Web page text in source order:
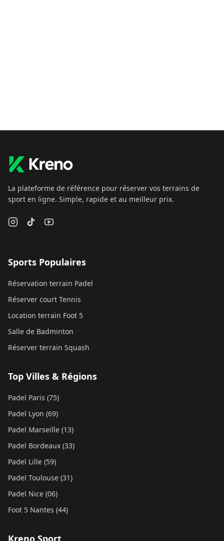
La plateforme de référence pour réserver vos terrains de
sport en ligne. Simple, rapide et au meilleur prix.
Sports Populaires
Réservation terrain Padel
Réserver court Tennis
Location terrain Foot 5
Salle de Badminton
Réserver terrain Squash
Top Villes & Régions
Padel Paris (75)
Padel Lyon (69)
Padel Marseille (13)
Padel Bordeaux (33)
Padel Lille (59)
Padel Toulouse (31)
Padel Nice (06)
Foot 5 Nantes (44)
Kreno Sport